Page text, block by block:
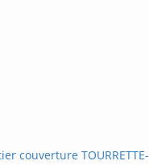
couverture TOURRETTE-